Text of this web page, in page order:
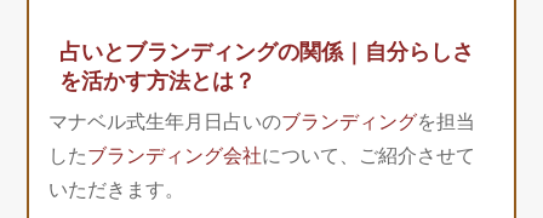
占いとブランディングの関係｜自分らしさ
を活かす方法とは？
マナベル式生年月日占いのブランディングを担当
したブランディング会社について、ご紹介させて
いただきます。